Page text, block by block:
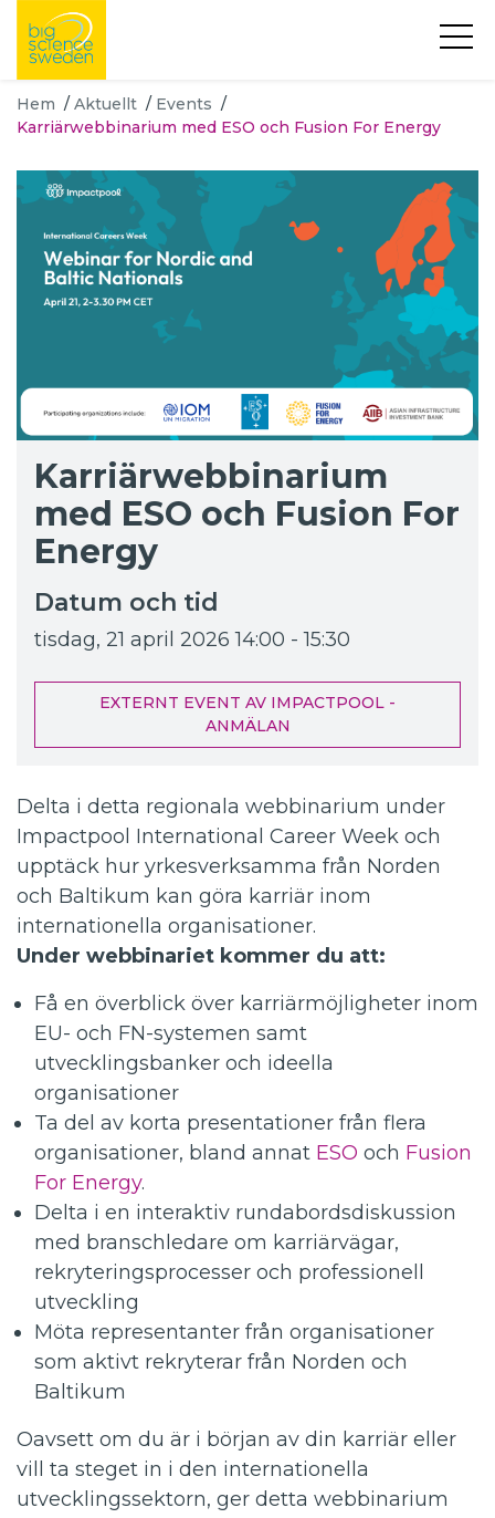
Hem / Aktuellt / Events /
Karriärwebbinarium med ESO och Fusion For Energy
Karriärwebbinarium
med ESO och Fusion For
Energy
Datum och tid
tisdag, 21 april 2026 14:00 - 15:30
EXTERNT EVENT AV IMPACTPOOL -
ANMÄLAN
Delta i detta regionala webbinarium under
Impactpool International Career Week och
upptäck hur yrkesverksamma från Norden
och Baltikum kan göra karriär inom
internationella organisationer.
Under webbinariet kommer du att:
Få en överblick över karriärmöjligheter inom
EU- och FN-systemen samt
utvecklingsbanker och ideella
organisationer
Ta del av korta presentationer från flera
organisationer, bland annat ESO och Fusion
For Energy.
Delta i en interaktiv rundabordsdiskussion
med branschledare om karriärvägar,
rekryteringsprocesser och professionell
utveckling
Möta representanter från organisationer
som aktivt rekryterar från Norden och
Baltikum
Oavsett om du är i början av din karriär eller
vill ta steget in i den internationella
utvecklingssektorn, ger detta webbinarium